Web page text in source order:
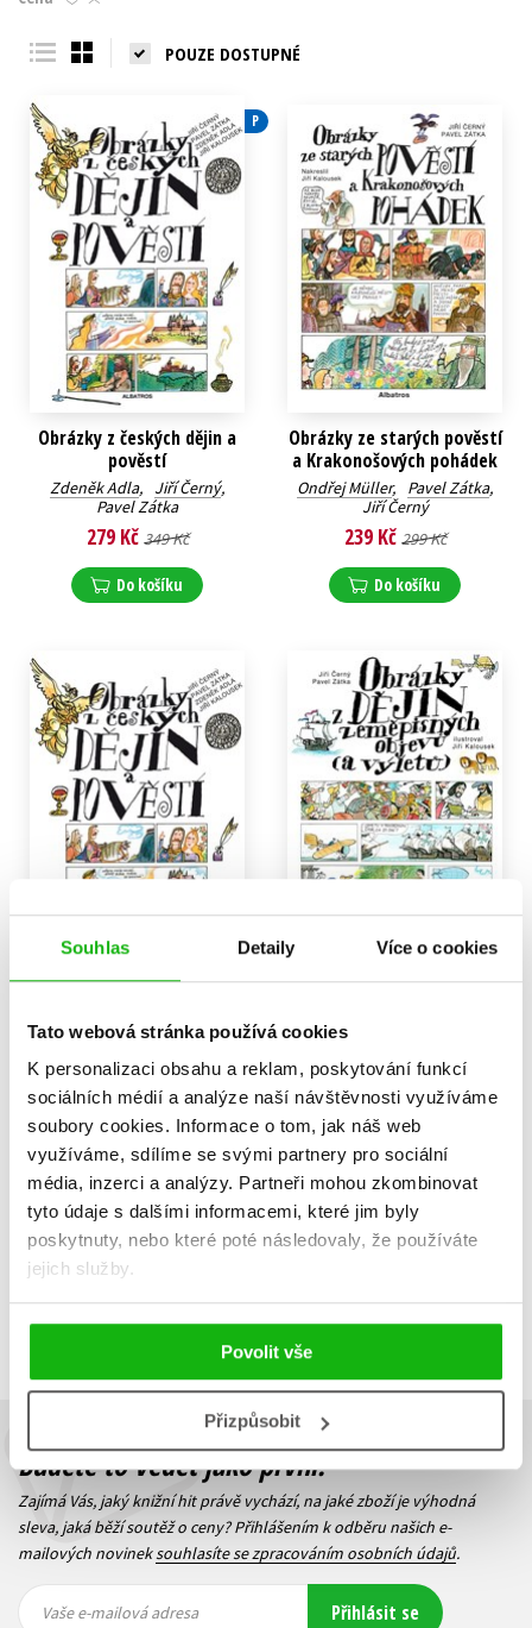
Souhlas Detaily Více o cookies
Tato webová stránka používá cookies
K personalizaci obsahu a reklam, poskytování funkcí
sociálních médií a analýze naší návštěvnosti využíváme
soubory cookies. Informace o tom, jak náš web
využíváme, sdílíme se svými partnery pro sociální
média, inzerci a analýzy. Partneři mohou zkombinovat
tyto údaje s dalšími informacemi, které jim byly
poskytnuty, nebo které poté následovaly, že používáte
jejich služby.
Povolit vše
Přizpůsobit
Young adult (SK)
POUZE DOSTUPNÉ
P
Obrázky z českých dějin a
pověstí
Zdeněk Adla, Jiří Černý,
Pavel Zátka
279 Kč 349 Kč
Do košíku
Obrázky ze starých pověstí
a Krakonošových pohádek
Ondřej Müller, Pavel Zátka,
Jiří Černý
239 Kč 299 Kč
Do košíku
Zdeněk Adla, Jiří Černý,
Pavel Zátka
239 Kč299 Kč
Do košíku
Jiří Černý, Pavel Zátka
Pavel Kořínek
239 Kč 299 Kč
Do košíku
Předchozí 1 Další
Budete to vědět jako první!
Zajímá Vás, jaký knižní hit právě vychází, na jaké zboží je výhodná
sleva, jaká běží soutěž o ceny? Přihlášením k odběru našich e-
mailových novineksouhlasíte se zpracováním osobních údajů.
mailová
mailová
Vaše e-mailová adresa Přihlásit se